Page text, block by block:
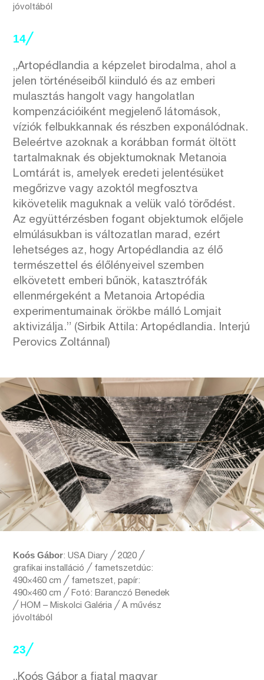
jóvoltából
14╱
„Artopédlandia a képzelet birodalma, ahol a
jelen történéseiből kiinduló és az emberi
mulasztás hangolt vagy hangolatlan
kompenzációiként megjelenő látomások,
víziók felbukkannak és részben exponálódnak.
Beleértve azoknak a korábban formát öltött
tartalmaknak és objektumoknak Metanoia
Lomtárát is, amelyek eredeti jelentésüket
megőrizve vagy azoktól megfosztva
kikövetelik maguknak a velük való törődést.
Az együttérzésben fogant objektumok előjele
elmúlásukban is változatlan marad, ezért
lehetséges az, hogy Artopédlandia az élő
természettel és élőlényeivel szemben
elkövetett emberi bűnök, katasztrófák
ellenmérgeként a Metanoia Artopédia
experimentumainak örökbe málló Lomjait
aktivizálja.” (Sirbik Attila: Artopédlandia. Interjú
Perovics Zoltánnal)
Koós Gábor: USA Diary ╱ 2020 ╱
grafikai installáció ╱ fametszetdúc:
490×460 cm ╱ fametszet, papír:
490×460 cm ╱ Fotó: Baranczó Benedek
╱ HOM – Miskolci Galéria ╱ A művész
jóvoltából
23╱
„Koós Gábor a fiatal magyar